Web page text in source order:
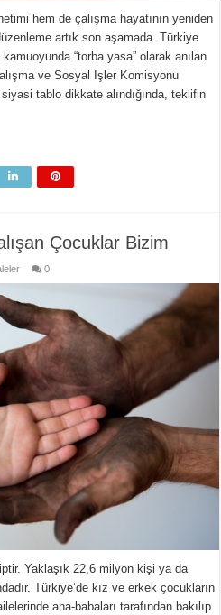
hem de çalışma hayatının yeniden
artık son aşamada. Türkiye
“torba yasa” olarak anılan
ve Sosyal İşler Komisyonu
tablo dikkate alındığında, teklifin
Çocuklar Bizim
0
Yaklaşık 22,6 milyon kişi ya da
Türkiye’de kız ve erkek çocukların
ana-babaları tarafından bakılıp